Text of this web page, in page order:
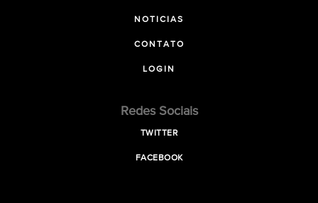
NOTICIAS
CONTATO
LOGIN
Redes Sociais
TWITTER
FACEBOOK